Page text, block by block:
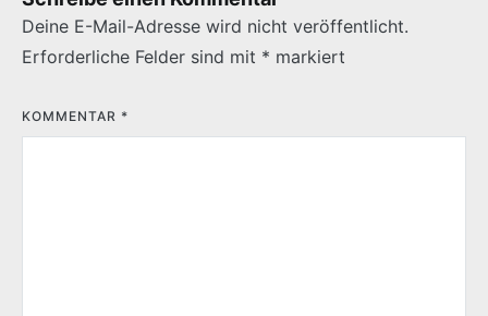
Deine E-Mail-Adresse wird nicht veröffentlicht.
Erforderliche Felder sind mit * markiert
KOMMENTAR *